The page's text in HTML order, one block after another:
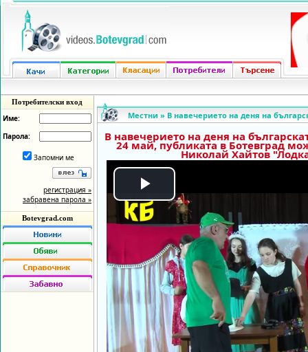
Потребителски вход
Име:
Парола:
Запомни ме
регистрация »
забравена парола »
Botevgrad.com
Местни » В навечерието на деня на
В навечерието на деня на
24 май, публиката в Ботевград
Николай Хайтов
Play
Video